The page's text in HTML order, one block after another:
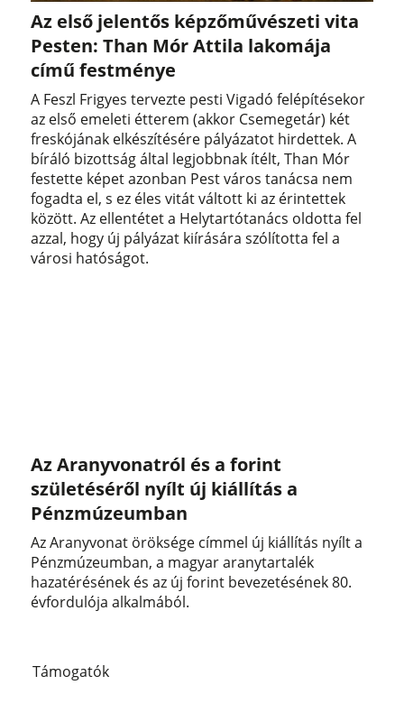
Az első jelentős képzőművészeti vita
Pesten: Than Mór Attila lakomája
című festménye
A Feszl Frigyes tervezte pesti Vigadó felépítésekor
az első emeleti étterem (akkor Csemegetár) két
freskójának elkészítésére pályázatot hirdettek. A
bíráló bizottság által legjobbnak ítélt, Than Mór
festette képet azonban Pest város tanácsa nem
fogadta el, s ez éles vitát váltott ki az érintettek
között. Az ellentétet a Helytartótanács oldotta fel
azzal, hogy új pályázat kiírására szólította fel a
városi hatóságot.
Az Aranyvonatról és a forint
születéséről nyílt új kiállítás a
Pénzmúzeumban
Az Aranyvonat öröksége címmel új kiállítás nyílt a
Pénzmúzeumban, a magyar aranytartalék
hazatérésének és az új forint bevezetésének 80.
évfordulója alkalmából.
Támogatók